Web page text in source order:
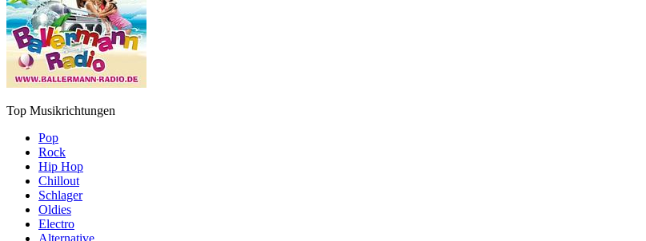
Top Musikrichtungen
Pop
Rock
Hip Hop
Chillout
Schlager
Oldies
Electro